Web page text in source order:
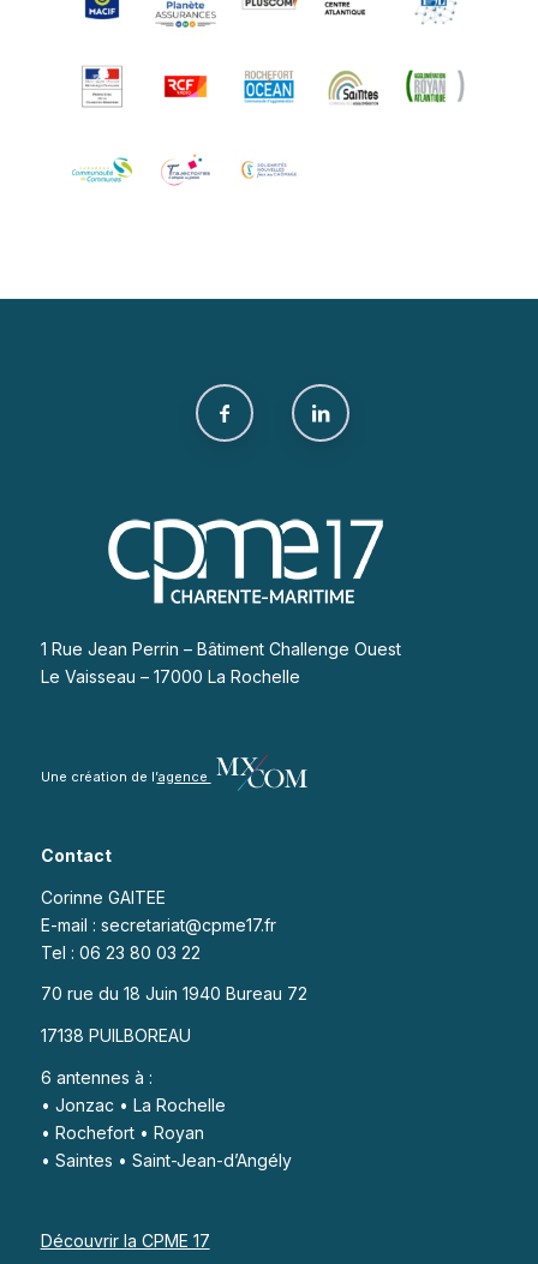
1 Rue Jean Perrin – Bâtiment Challenge Ouest
Le Vaisseau – 17000 La Rochelle
Une création de l’agence
Contact
Corinne GAITEE
E-mail : secretariat@cpme17.fr
Tel : 06 23 80 03 22
70 rue du 18 Juin 1940 Bureau 72
17138 PUILBOREAU
6 antennes à :
• Jonzac • La Rochelle
• Rochefort • Royan
• Saintes • Saint-Jean-d’Angély
Découvrir la CPME 17